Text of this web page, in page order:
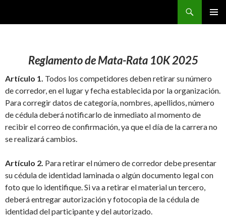
Reglamento de Mata-Rata 10K 2025
Artículo 1. Todos los competidores deben retirar su número
de corredor, en el lugar y fecha establecida por la organización.
Para corregir datos de categoría, nombres, apellidos, número
de cédula deberá notificarlo de inmediato al momento de
recibir el correo de confirmación, ya que el día de la carrera no
se realizará cambios.
Artículo 2. Para retirar el número de corredor debe presentar
su cédula de identidad laminada o algún documento legal con
foto que lo identifique. Si va a retirar el material un tercero,
deberá entregar autorización y fotocopia de la cédula de
identidad del participante y del autorizado.